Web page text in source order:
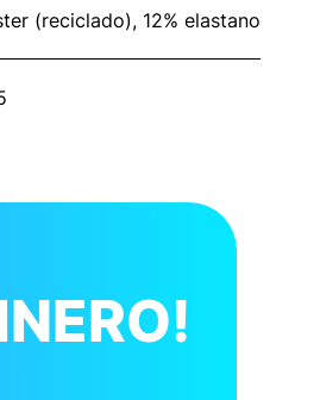
(reciclado), 12% elastano